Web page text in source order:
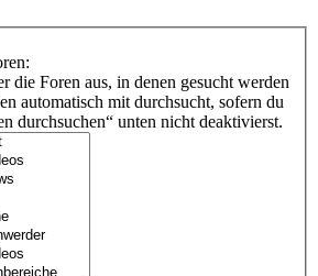
die Foren aus, in denen gesucht werden
automatisch mit durchsucht, sofern du
durchsuchen“ unten nicht deaktivierst.